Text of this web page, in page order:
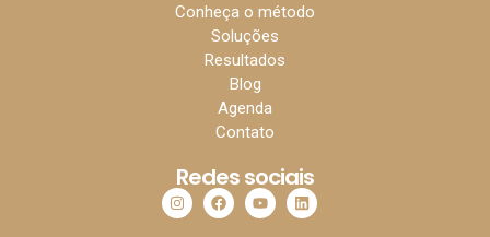
Conheça o método
Soluções
Resultados
Blog
Agenda
Contato
Redes sociais